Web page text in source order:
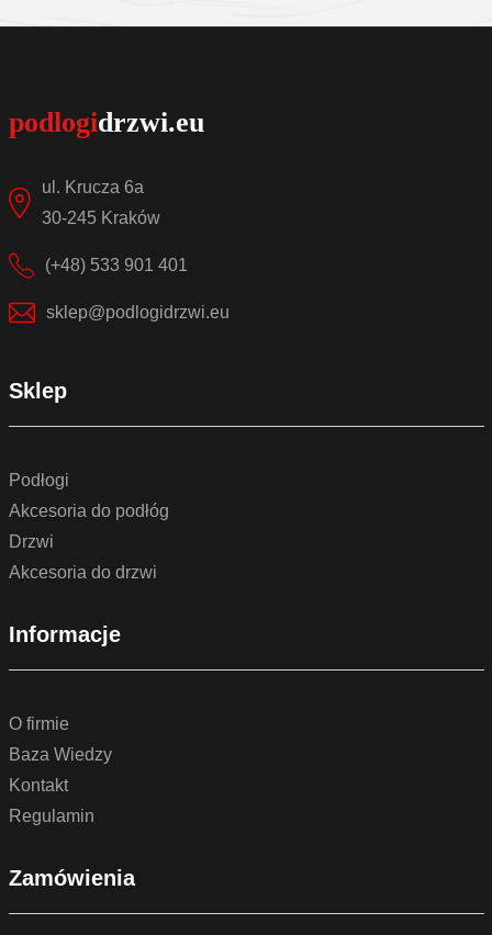
ul. Krucza 6a
30-245 Kraków
(+48) 533 901 401
sklep@podlogidrzwi.eu
Sklep
Podłogi
Akcesoria do podłóg
Drzwi
Akcesoria do drzwi
Informacje
O firmie
Baza Wiedzy
Kontakt
Regulamin
Zamówienia